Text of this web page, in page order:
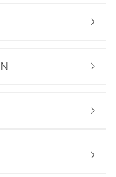



